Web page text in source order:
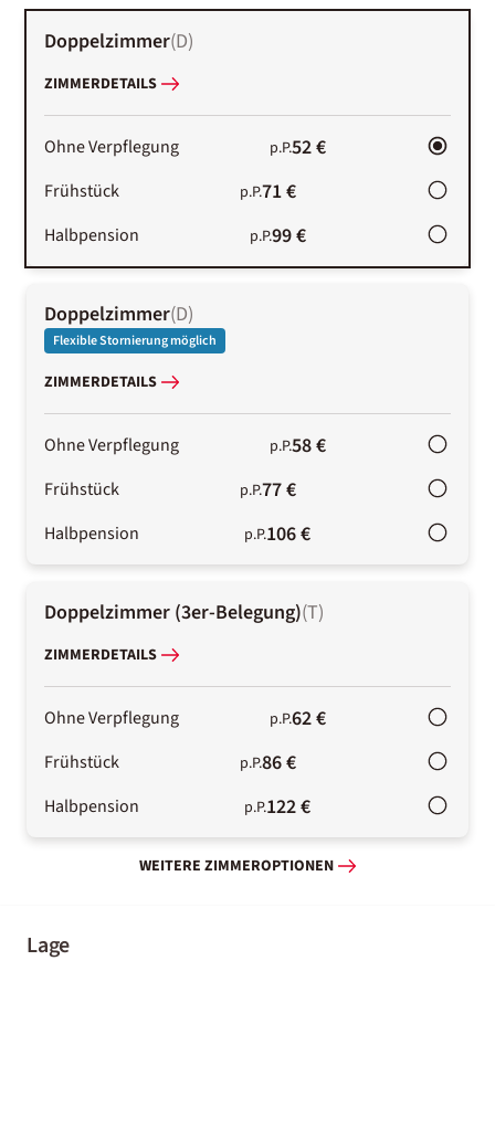
Doppelzimmer(D)
ZIMMERDETAILS
Ohne Verpflegung p.P.52 €
Frühstück p.P.71 €
Halbpension p.P.99 €
Doppelzimmer(D)
Flexible Stornierung möglich
ZIMMERDETAILS
Ohne Verpflegung p.P.58 €
Frühstück p.P.77 €
Halbpension p.P.106 €
Doppelzimmer (3er-Belegung)(T)
ZIMMERDETAILS
Ohne Verpflegung p.P.62 €
Frühstück p.P.86 €
Halbpension p.P.122 €
WEITERE ZIMMEROPTIONEN
Lage